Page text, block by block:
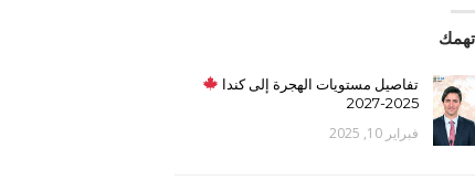
تفاصيل مستويات الهجرة إلى كندا
2025-2027
فبراير 10, 2025